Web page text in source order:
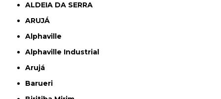
ALDEIA DA SERRA
ARUJÁ
Alphaville
Alphaville Industrial
Arujá
Barueri